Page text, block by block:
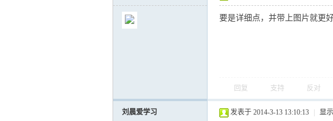
要是详细点，并带上图片就更
回复 支持 反对
刘晨爱学习 发表于 2014-3-13 13:10:13 显